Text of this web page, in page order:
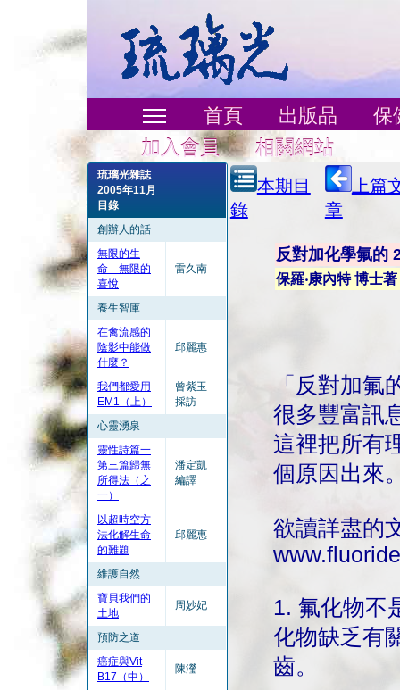
首頁 出版品
保
加入會員
相關網站
琉璃光雜誌
2005年11月
目錄
創辦人的話
無限的生
命 無限的
喜悅
雷久南
養生智庫
在禽流感的
陰影中能做
什麼？
邱麗惠
我們都愛用
EM1（上）
曾紫玉
採訪
心靈湧泉
靈性詩篇一
第三篇歸無
所得法（之
一）
潘定凱
編譯
以超時空方
法化解生命
的難題
邱麗惠
維護自然
寶貝我們的
土地
周妙妃
預防之道
癌症與Vit
B17（中）
陳瀅
本期目
錄
上篇
章
反對加化學氟的
保羅‧康內特 博士
「反對加
很多豐富訊
這裡把所有
個原因出來
欲讀詳盡的
1. 氟化物不
化物缺乏有
齒。